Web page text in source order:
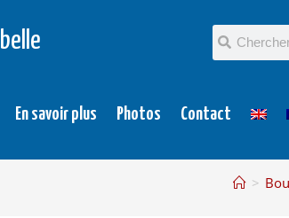
En savoir plus Photos Contact
>